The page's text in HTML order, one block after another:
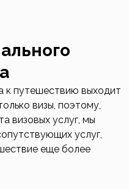
к путешествию выходит
визы, поэтому,
визовых услуг, мы
услуг,
еще более